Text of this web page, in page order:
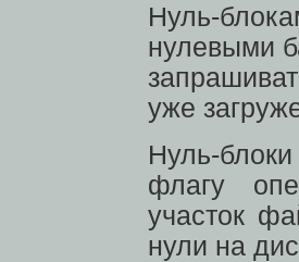
Нуль-
нулевыми
уже
Нуль-
флагу
участок
нули на